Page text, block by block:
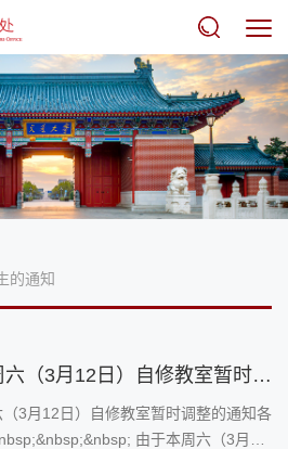
的通知
关于本周六（3月12日）自修教室暂时调整的通知
3月12日）自修教室暂时调整的通知各
由于本周六（3月12